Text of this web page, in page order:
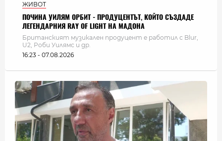
ЖИВОТ
ПОЧИНА УИЛЯМ ОРБИТ - ПРОДУЦЕНТЪТ, КОЙТО СЪЗДАДЕ
ЛЕГЕНДАРНИЯ RAY OF LIGHT НА МАДОНА
Британският музикален продуцент е работил с Blur,
U2, Роби Уилямс и др.
16:23 - 07.08.2026